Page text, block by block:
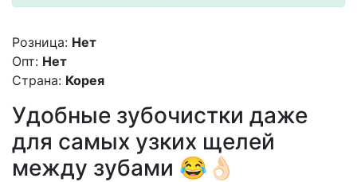
Розница: Нет
Опт: Нет
Страна: Корея
Удобные зубочистки даже
для самых узких щелей
между зубами 😂👌🏻